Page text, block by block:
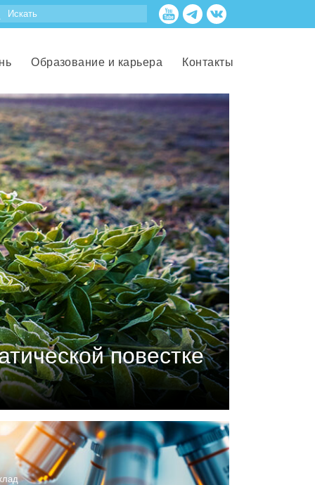
Образование и карьера Контакты
повестке
совместно с центром
Альянса по вопросам